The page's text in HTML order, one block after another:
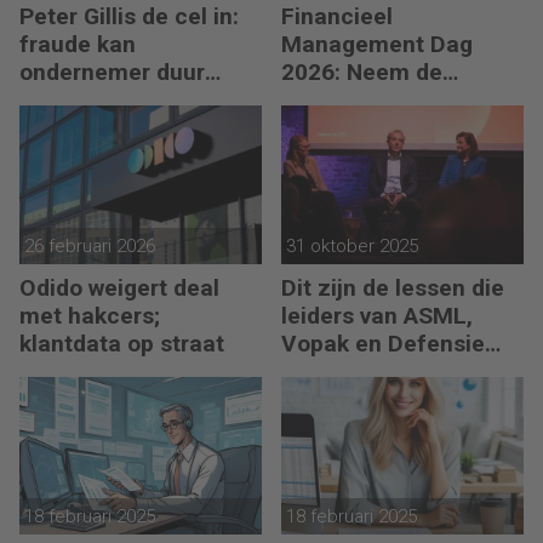
Peter Gillis de cel in:
fraude kan
ondernemer duur
komen te staan
Financieel
Management Dag
2026: Neem de
toekomst in eigen
hand
26 februari 2026
Odido weigert deal
met hakcers;
klantdata op straat
31 oktober 2025
Dit zijn de lessen die
leiders van ASML,
Vopak en Defensie
toepassen in
turbulente tijden
18 februari 2025 18 februari 2025